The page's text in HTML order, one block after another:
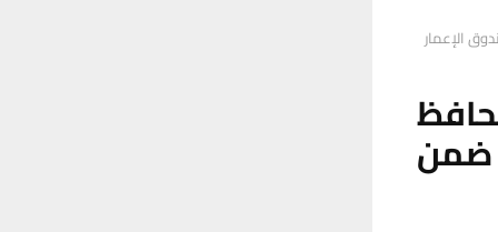
الإعمار
ضمن